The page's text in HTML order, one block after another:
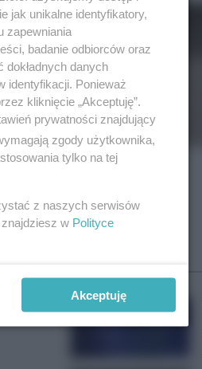
jak unikalne identyfikatory,
zapewniania
badanie odbiorców oraz
dokładnych danych
identyfikacji. Ponieważ
kliknięcie „Akceptuję”.
prywatności znajdujący
zgody użytkownika,
tylko na tej
z naszych serwisów
w Polityce
Akceptuję